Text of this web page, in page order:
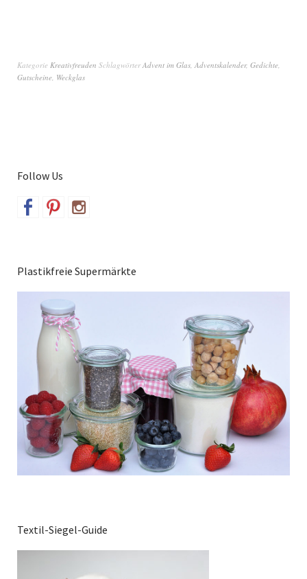
Kategorie Kreativfreuden SchlagwörterAdvent im Glas, Adventskalender, Gedichte,
Gutscheine, Weckglas
Follow Us
Plastikfreie Supermärkte
Textil-Siegel-Guide